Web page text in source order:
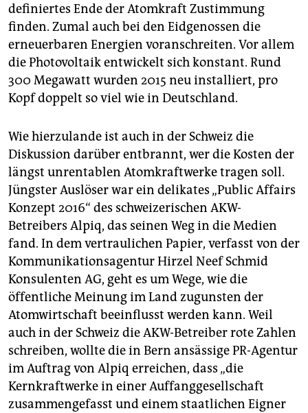
definiertes Ende der Atomkraft Zustimmung
finden. Zumal auch bei den Eidgenossen die
erneuerbaren Energien voranschreiten. Vor allem
die Photovoltaik entwickelt sich konstant. Rund
300 Megawatt wurden 2015 neu installiert, pro
Kopf doppelt so viel wie in Deutschland.
Wie hierzulande ist auch in der Schweiz die
Diskussion darüber entbrannt, wer die Kosten der
längst unrentablen Atomkraftwerke tragen soll.
Jüngster Auslöser war ein delikates „Public Affairs
Konzept 2016“ des schweizerischen AKW-
Betreibers Alpiq, das seinen Weg in die Medien
fand. In dem vertraulichen Papier, verfasst von der
Kommunikationsagentur Hirzel Neef Schmid
Konsulenten AG, geht es um Wege, wie die
öffentliche Meinung im Land zugunsten der
Atomwirtschaft beeinflusst werden kann. Weil
auch in der Schweiz die AKW-Betreiber rote Zahlen
schreiben, wollte die in Bern ansässige PR-Agentur
im Auftrag von Alpiq erreichen, dass „die
Kernkraftwerke in einer Auffanggesellschaft
zusammengefasst und einem staatlichen Eigner